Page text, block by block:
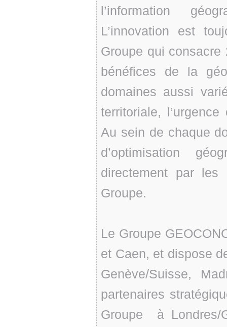
l’information
L’innovation est
Groupe qui
bénéfices de la
domaines aussi
territoriale,
Au sein de chaque
d’optimisation
directement par
Groupe.
Le Groupe
et Caen, et dispose
Genève/Suisse,
partenaires
Groupe à Londres/